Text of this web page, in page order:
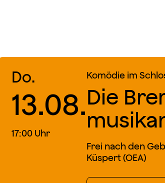
Do.
13.08.
17:00 Uhr
Komödie im
Die
Frei nach den
Küspert (OEA)